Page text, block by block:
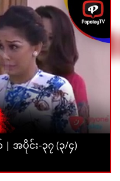
ပိုင်း-၃၇ (၃/၄)